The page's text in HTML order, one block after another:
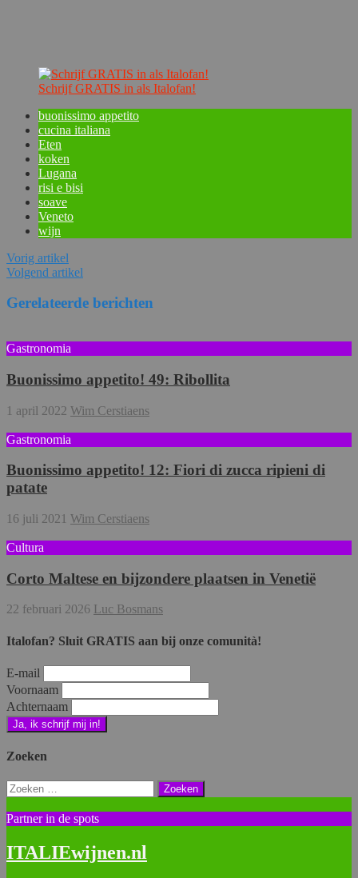
Schrijf GRATIS in als Italofan!
buonissimo appetito
cucina italiana
Eten
koken
Lugana
risi e bisi
soave
Veneto
wijn
Vorig artikel
Volgend artikel
Gerelateerde berichten
Gastronomia
Buonissimo appetito! 49: Ribollita
1 april 2022 Wim Cerstiaens
Gastronomia
Buonissimo appetito! 12: Fiori di zucca ripieni di
patate
16 juli 2021 Wim Cerstiaens
Cultura
Corto Maltese en bijzondere plaatsen in Venetië
22 februari 2026 Luc Bosmans
Italofan? Sluit GRATIS aan bij onze comunità!
E-mail
Voornaam
Achternaam
Zoeken
Zoeken
naar:
Partner in de spots
ITALIEwijnen.nl